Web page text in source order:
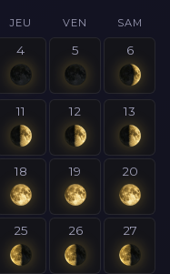
JEU VEN SAM
4 5 6
11 12 13
18 19 20
25 26 27